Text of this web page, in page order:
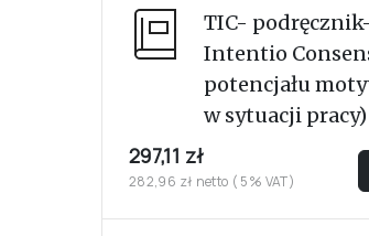
TIC-
Intentio
potencjału
w sytuacji pracy)
297,11 zł
282,96 zł netto ( 5% VAT)